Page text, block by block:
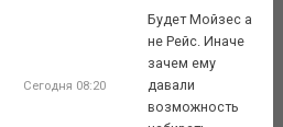
Сегодня 08:20
Будет Мойзес а
не Рейс. Иначе
зачем ему
давали
возможность